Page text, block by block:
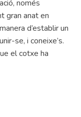
només
gran anat en
d’establir un
se, i coneixe’s.
el cotxe ha